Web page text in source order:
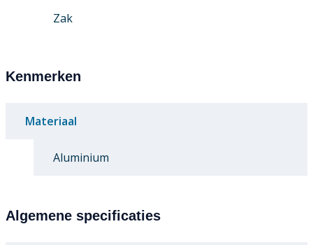
Zak
Kenmerken
Materiaal
Aluminium
Algemene specificaties